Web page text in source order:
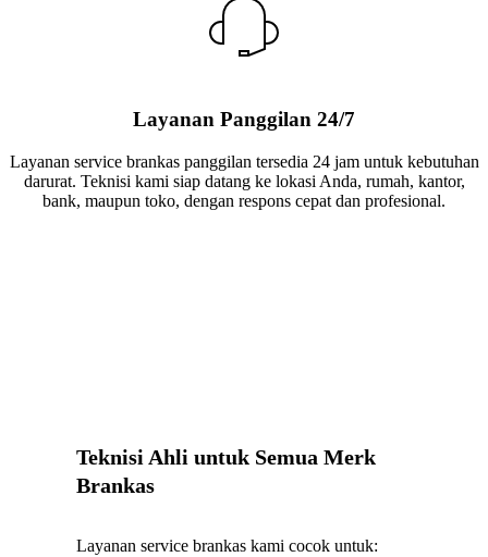
Layanan Panggilan 24/7
Layanan service brankas panggilan tersedia 24 jam untuk kebutuhan
darurat. Teknisi kami siap datang ke lokasi Anda, rumah, kantor,
bank, maupun toko, dengan respons cepat dan profesional.
Teknisi Ahli untuk Semua Merk
Brankas
Layanan service brankas kami cocok untuk: